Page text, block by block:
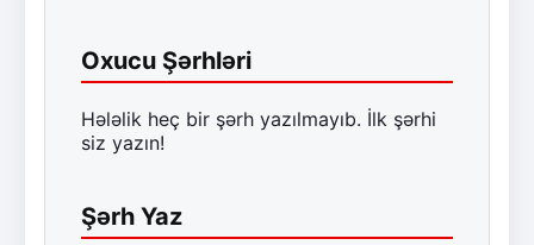
Oxucu Şərhləri
Hələlik heç bir şərh yazılmayıb. İlk şərhi
siz yazın!
Şərh Yaz